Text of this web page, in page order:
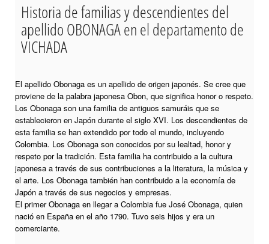
Historia de familias y descendientes del
apellido OBONAGA en el departamento de
VICHADA
El apellido Obonaga es un apellido de origen japonés. Se cree que
proviene de la palabra japonesa Obon, que significa honor o respeto.
Los Obonaga son una familia de antiguos samuráis que se
establecieron en Japón durante el siglo XVI. Los descendientes de
esta familia se han extendido por todo el mundo, incluyendo
Colombia. Los Obonaga son conocidos por su lealtad, honor y
respeto por la tradición. Esta familia ha contribuido a la cultura
japonesa a través de sus contribuciones a la literatura, la música y
el arte. Los Obonaga también han contribuido a la economía de
Japón a través de sus negocios y empresas.
El primer Obonaga en llegar a Colombia fue José Obonaga, quien
nació en España en el año 1790. Tuvo seis hijos y era un
comerciante.